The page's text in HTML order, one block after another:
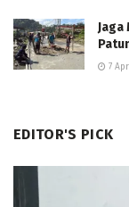
Jaga
7
EDITOR'S PICK